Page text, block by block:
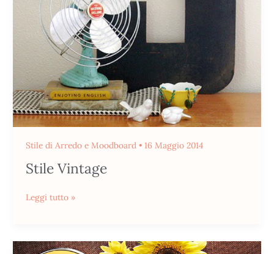
Stile di Arredo e Moodboard• 16 Maggio 2014
Stile Vintage
Leggi tutto »
Yellow